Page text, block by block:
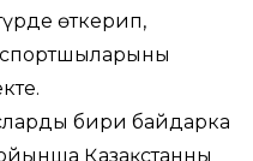
өткерип,
бири байдарка
Қазақстанның